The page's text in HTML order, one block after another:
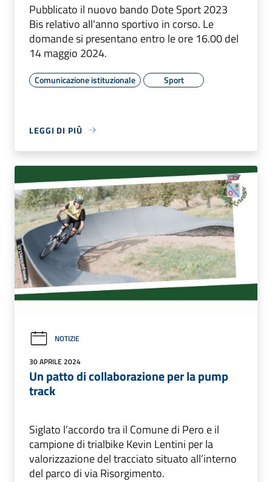
Pubblicato il nuovo bando Dote Sport 2023
Bis relativo all'anno sportivo in corso. Le
domande si presentano entro le ore 16.00 del
14 maggio 2024.
Comunicazione istituzionale Sport
LEGGI DI PIÙ
NOTIZIE
30 APRILE 2024
Un patto di collaborazione per la pump
track
Siglato l’accordo tra il Comune di Pero e il
campione di trialbike Kevin Lentini per la
valorizzazione del tracciato situato all’interno
del parco di via Risorgimento.